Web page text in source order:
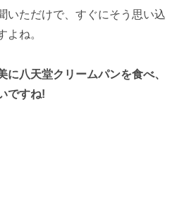
いただけで、すぐにそう思い込
よね。
に八天堂クリームパンを食べ、
ですね!